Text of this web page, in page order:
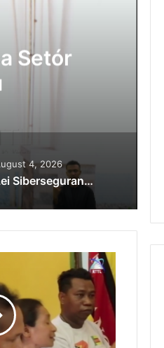
Setór
4, 2026
Lei Siberseguransa Ajuda Autoridade Polisiál Kaptura Autór Kriminozu ho Paradeiru Iha Estranjeiru